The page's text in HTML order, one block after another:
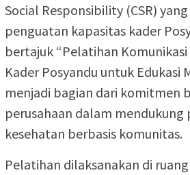
Social Responsibility (CSR)
penguatan kapasitas kader
bertajuk “Pelatihan
Kader Posyandu untuk Edukasi
menjadi bagian dari komitmen
perusahaan dalam mendukung
kesehatan berbasis komunitas.
Pelatihan dilaksanakan di